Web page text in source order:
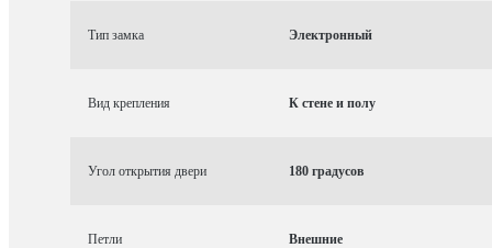
Тип замка Электронный
Вид крепления К стене и полу
Угол открытия двери 180 градусов
Петли Внешние